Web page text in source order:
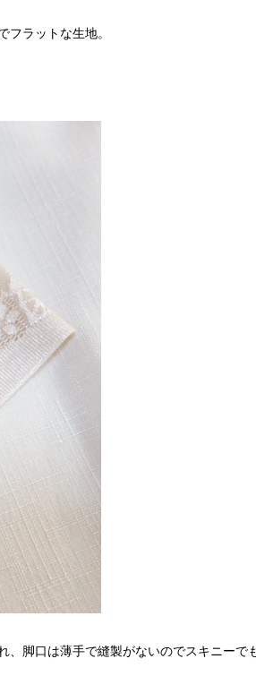
ラットな生地。
脚口は薄手で縫製がないのでスキニーで